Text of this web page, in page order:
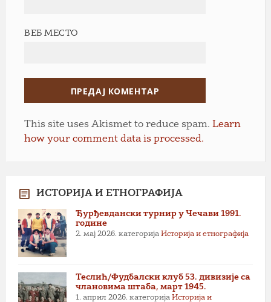
ВЕБ МЕСТО
This site uses Akismet to reduce spam. Learn
how your comment data is processed.
ИСТОРИЈА И ЕТНОГРАФИЈА
Ђурђевдански турнир у Чечави 1991.
године
2. мај 2026. категорија Историја и етнографија
Теслић/Фудбалски клуб 53. дивизије са
члановима штаба, март 1945.
1. април 2026. категорија Историја и